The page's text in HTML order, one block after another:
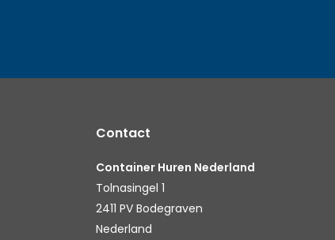
Contact
Container Huren Nederland
Tolnasingel 1
2411 PV Bodegraven
Nederland